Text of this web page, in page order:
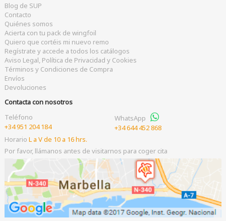
Blog de SUP
Contacto
Quiénes somos
Acierta con tu pack de wingfoil
Quiero que cortéis mi nuevo remo
Regístrate y accede a todos los catálogos
Aviso Legal, Política de Privacidad y Cookies
Términos y Condiciones de Compra
Envíos
Devoluciones
Contacta con nosotros
Teléfono
+34 951 204 184
WhatsApp
+34 644 452 868
Horario L a V de 10 a 16 hrs.
Por favor, llámanos antes de visitarnos para coger cita